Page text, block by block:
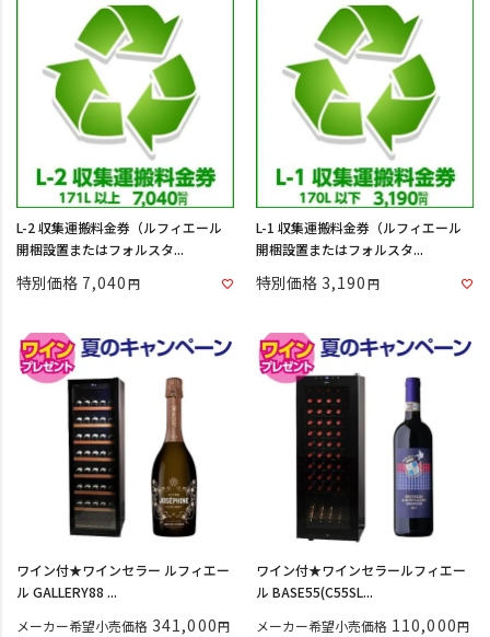
L-2 収集運搬料金券（ルフィエール
開梱設置またはフォルスタ...
特別価格 7,040
L-1 収集運搬料金券（ルフィエール
開梱設置またはフォルスタ...
特別価格 3,190
ワイン付★ワインセラー ルフィエー
ル GALLERY88 ...
メーカー希望小売価格 341,000
ワイン付★ワインセラールフィエー
ル BASE55(C55SL...
メーカー希望小売価格 110,000